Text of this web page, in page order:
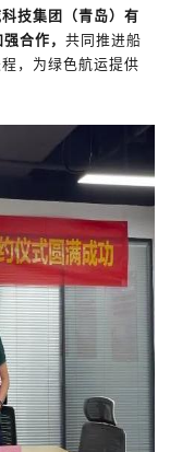
技集团（青岛）有
强合作，共同推进船
，为绿色航运提供